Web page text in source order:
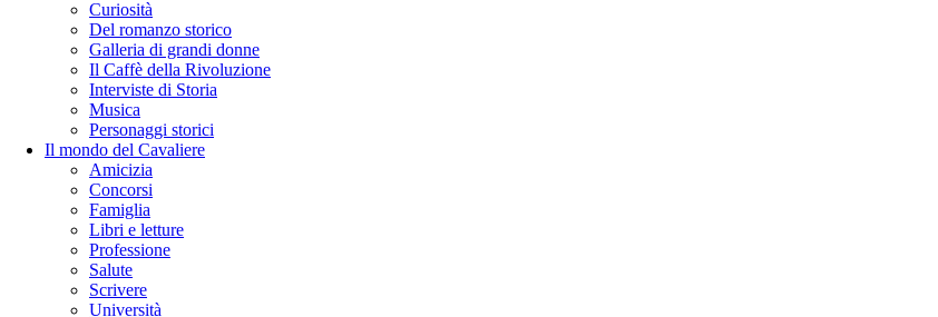
Curiosità
Del romanzo storico
Galleria di grandi donne
Il Caffè della Rivoluzione
Interviste di Storia
Musica
Personaggi storici
Il mondo del Cavaliere
Amicizia
Concorsi
Famiglia
Libri e letture
Professione
Salute
Scrivere
Università